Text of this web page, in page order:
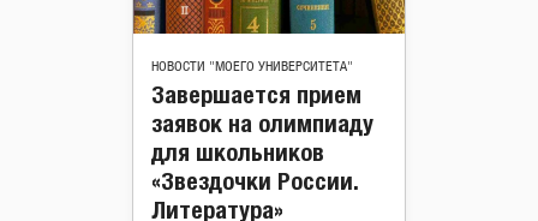
НОВОСТИ "МОЕГО УНИВЕРСИТЕТА"
Завершается прием
заявок на олимпиаду
для школьников
«Звездочки России.
Литература»